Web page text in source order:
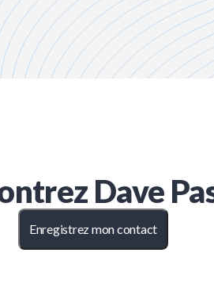
Dave
Enregistrez mon contact